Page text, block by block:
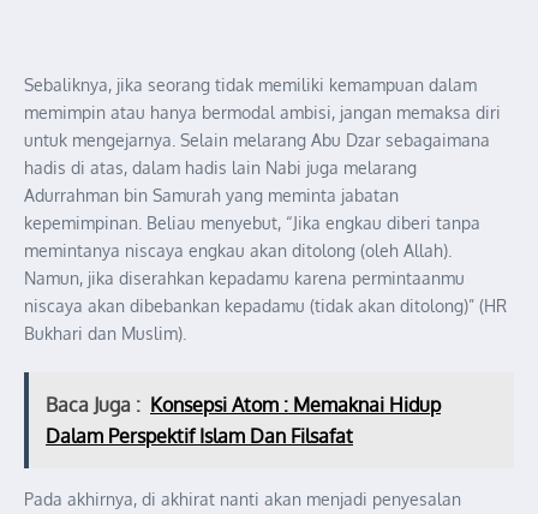
Sebaliknya, jika seorang tidak memiliki kemampuan dalam
memimpin atau hanya bermodal ambisi, jangan memaksa diri
untuk mengejarnya. Selain melarang Abu Dzar sebagaimana
hadis di atas, dalam hadis lain Nabi juga melarang
Adurrahman bin Samurah yang meminta jabatan
kepemimpinan. Beliau menyebut, “Jika engkau diberi tanpa
memintanya niscaya engkau akan ditolong (oleh Allah).
Namun, jika diserahkan kepadamu karena permintaanmu
niscaya akan dibebankan kepadamu (tidak akan ditolong)” (HR
Bukhari dan Muslim).
Baca Juga : Konsepsi Atom : Memaknai Hidup
Dalam Perspektif Islam Dan Filsafat
Pada akhirnya, di akhirat nanti akan menjadi penyesalan